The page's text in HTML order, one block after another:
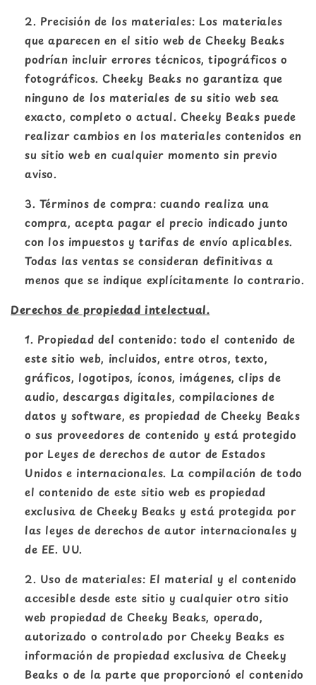
Precisión de los materiales: Los materiales
que aparecen en el sitio web de Cheeky Beaks
podrían incluir errores técnicos, tipográficos o
fotográficos. Cheeky Beaks no garantiza que
ninguno de los materiales de su sitio web sea
exacto, completo o actual. Cheeky Beaks puede
realizar cambios en los materiales contenidos en
su sitio web en cualquier momento sin previo
aviso.
Términos de compra: cuando realiza una
compra, acepta pagar el precio indicado junto
con los impuestos y tarifas de envío aplicables.
Todas las ventas se consideran definitivas a
menos que se indique explícitamente lo contrario.
Derechos de propiedad intelectual.
Propiedad del contenido: todo el contenido de
este sitio web, incluidos, entre otros, texto,
gráficos, logotipos, íconos, imágenes, clips de
audio, descargas digitales, compilaciones de
datos y software, es propiedad de Cheeky Beaks
o sus proveedores de contenido y está protegido
por Leyes de derechos de autor de Estados
Unidos e internacionales. La compilación de todo
el contenido de este sitio web es propiedad
exclusiva de Cheeky Beaks y está protegida por
las leyes de derechos de autor internacionales y
de EE. UU.
Uso de materiales: El material y el contenido
accesible desde este sitio y cualquier otro sitio
web propiedad de Cheeky Beaks, operado,
autorizado o controlado por Cheeky Beaks es
información de propiedad exclusiva de Cheeky
Beaks o de la parte que proporcionó el contenido